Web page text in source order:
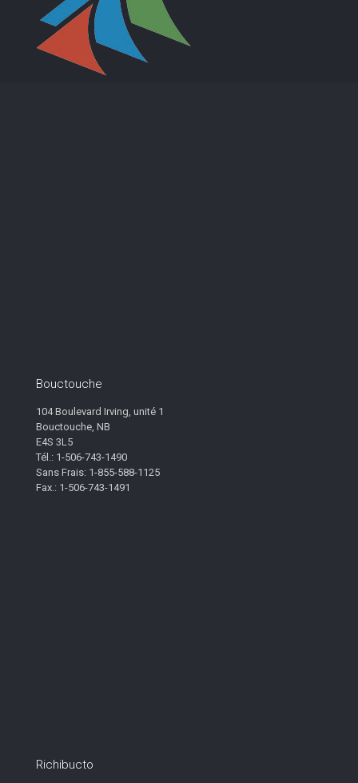
Bouctouche
104 Boulevard Irving, unité 1
Bouctouche, NB
E4S 3L5
Tél.: 1-506-743-1490
Sans Frais: 1-855-588-1125
Fax.: 1-506-743-1491
Richibucto